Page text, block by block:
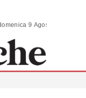
| COMMENTI | SCENARI - domenica 9 Agosto 2026